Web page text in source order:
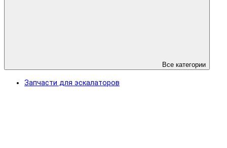
Все категории
Запчасти для эскалаторов